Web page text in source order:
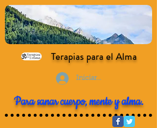
Terapias para el Alma
Iniciar sesión
Para sanar cuerpo, mente y alma.